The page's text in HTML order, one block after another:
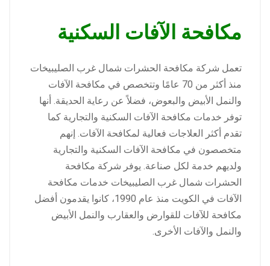
مكافحة الآفات السكنية
تعمل شركة مكافحة الحشرات شمال غرب الصليبيخات
منذ أكثر من 70 عامًا وتتخصص في مكافحة الآفات
والنمل الأبيض والبعوض، فضلاً عن رعاية الحديقة. أنها
توفر خدمات مكافحة الآفات السكنية والتجارية كما
تقدم أكثر العلاجات فعالية لمكافحة الآفات. إنهم
متخصصون في مكافحة الآفات السكنية والتجارية
ولديهم خدمة لكل صناعة. يوفر شركة مكافحة
الحشرات شمال غرب الصليبيخات خدمات مكافحة
الآفات في الكويت منذ عام 1990، كانوا يقدمون أفضل
مكافحة للآفات للقوارض والعقارب والنمل الأبيض
والنمل والآفات الأخرى.